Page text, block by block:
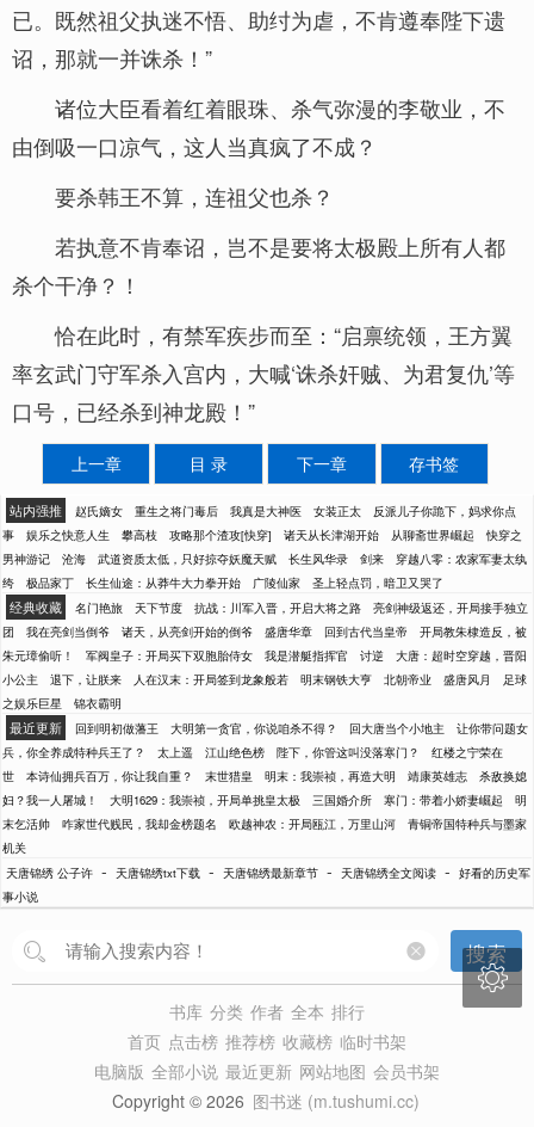
已。既然祖父执迷不悟、助纣为虐，不肯遵奉陛下遗
诏，那就一并诛杀！”
诸位大臣看着红着眼珠、杀气弥漫的李敬业，不
由倒吸一口凉气，这人当真疯了不成？
要杀韩王不算，连祖父也杀？
若执意不肯奉诏，岂不是要将太极殿上所有人都
杀个干净？！
恰在此时，有禁军疾步而至：“启禀统领，王方翼
率玄武门守军杀入宫内，大喊‘诛杀奸贼、为君复仇’等
口号，已经杀到神龙殿！”
上一章 目 录 下一章 存书签
站内强推 赵氏嫡女 重生之将门毒后 我真是大神医 女装正太
反派儿子你跪下，妈求你点
事
娱乐之快意人生 攀高枝 攻略那个渣攻[快穿] 诸天从长津湖开始 从聊斋世界崛起
快穿之
男神游记
沧海 武道资质太低，只好掠夺妖魔天赋 长生风华录 剑来
穿越八零：农家军妻太纨
绔
极品家丁 长生仙途：从莽牛大力拳开始 广陵仙家 圣上轻点罚，暗卫又哭了
经典收藏 名门艳旅 天下节度 抗战：川军入晋，开启大将之路
亮剑神级返还，开局接手独立
团
我在亮剑当倒爷 诸天，从亮剑开始的倒爷 盛唐华章 回到古代当皇帝
开局教朱棣造反，被
朱元璋偷听！
军阀皇子：开局买下双胞胎侍女 我是潜艇指挥官 讨逆
大唐：超时空穿越，晋阳
小公主
退下，让朕来 人在汉末：开局签到龙象般若 明末钢铁大亨 北朝帝业 盛唐风月
足球
之娱乐巨星
锦衣霸明
最近更新 回到明初做藩王 大明第一贪官，你说咱杀不得？ 回大唐当个小地主
让你带问题女
兵，你全养成特种兵王了？
太上遥 江山绝色榜 陛下，你管这叫没落寒门？
红楼之宁荣在
世
本诗仙拥兵百万，你让我自重？ 末世猎皇 明末：我崇祯，再造大明 靖康英雄志
杀敌换媳
妇？我一人屠城！
大明1629：我崇祯，开局单挑皇太极 三国婚介所 寒门：带着小娇妻崛起
明
末乞活帅
咋家世代贱民，我却金榜题名 欧越神农：开局瓯江，万里山河
青铜帝国特种兵与墨家
机关
天唐锦绣 公子许 - 天唐锦绣txt下载 - 天唐锦绣最新章节 - 天唐锦绣全文阅读 - 好看的历史军
事小说
搜索
书库 分类 作者 全本 排行
首页 点击榜 推荐榜 收藏榜 临时书架
电脑版 全部小说 最近更新 网站地图 会员书架
Copyright © 2026 图书迷 (m.tushumi.cc)
